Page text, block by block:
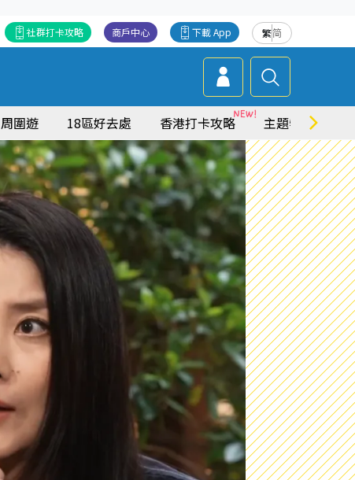
繁简
下載 App
商戶中心
社群打卡攻略
周圍遊 18區好去處 香港打卡攻略 主題特集